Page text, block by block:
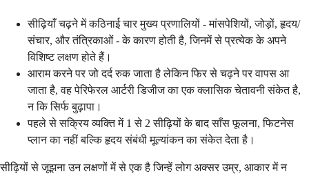
सीढ़ियाँ चढ़ने में कठिनाई चार मुख्य प्रणालियों - मांसपेशियों, जोड़ों, हृदय/
संचार, और तंत्रिकाओं - के कारण होती है, जिनमें से प्रत्येक के अपने
विशिष्ट लक्षण होते हैं।
आराम करने पर जो दर्द रुक जाता है लेकिन फिर से चढ़ने पर वापस आ
जाता है, वह पेरिफेरल आर्टरी डिजीज का एक क्लासिक चेतावनी संकेत है,
न कि सिर्फ बुढ़ापा।
पहले से सक्रिय व्यक्ति में 1 से 2 सीढ़ियों के बाद साँस फूलना, फिटनेस
प्लान का नहीं बल्कि हृदय संबंधी मूल्यांकन का संकेत देता है।
सीढ़ियों से जूझना उन लक्षणों में से एक है जिन्हें लोग अक्सर उम्र, आकार में न